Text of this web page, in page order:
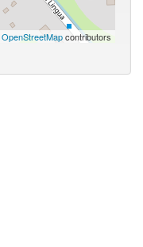
OpenStreetMapcontributors